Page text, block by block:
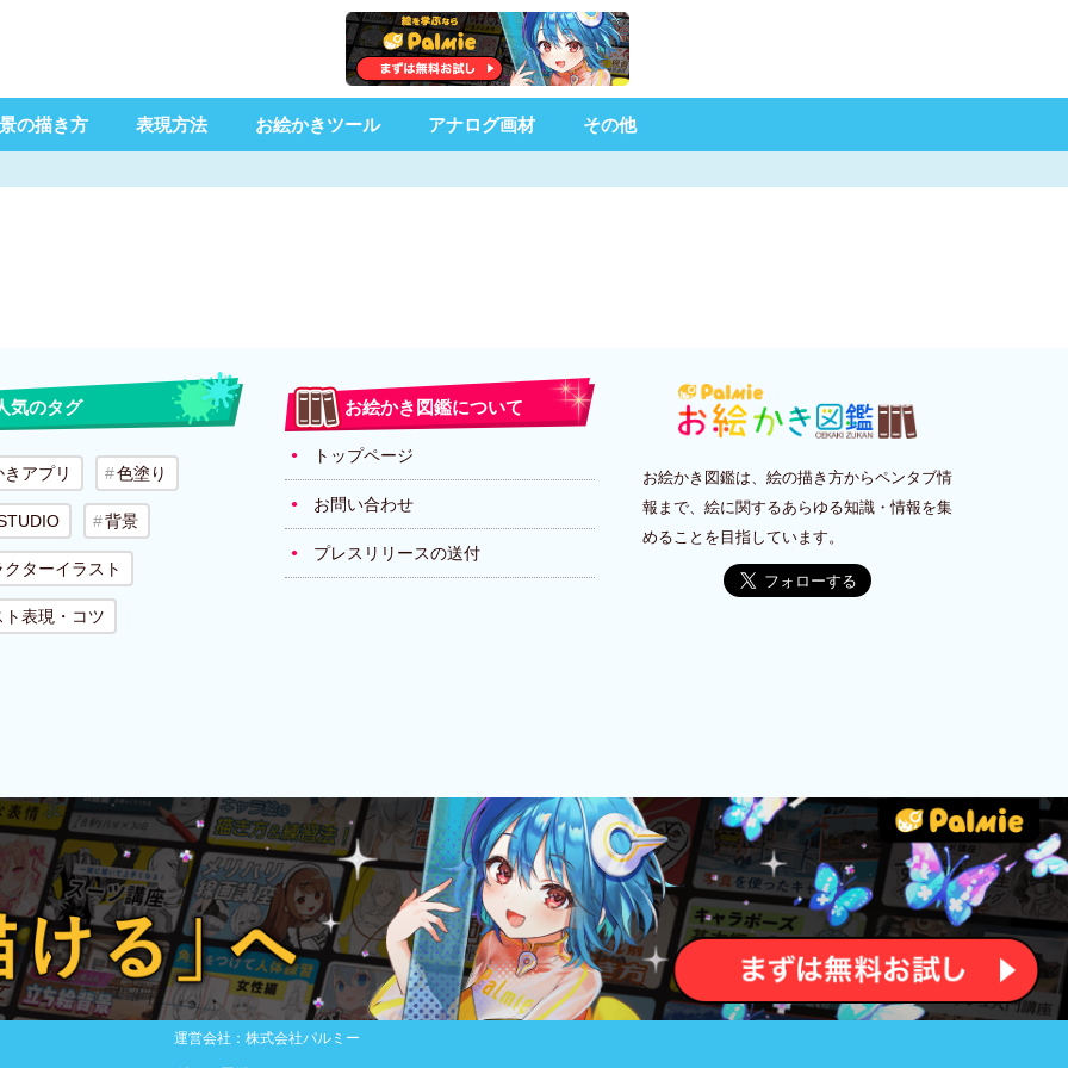
の描き方 表現方法 お絵かきツール アナログ画材 その他
気のタグ
アプリ 色塗り
背景
ターイラスト
ト表現・コツ
お絵かき図鑑について
トップページ
お問い合わせ
プレスリリースの送付
お絵かき図鑑は、絵の描き方からペンタブ情
報まで、絵に関するあらゆる知識・情報を集
めることを目指しています。
運営会社：株式会社パルミー